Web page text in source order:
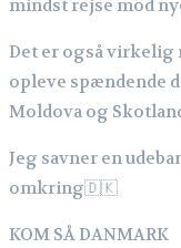
mindst rejse mod
Det er også virkelig
opleve spændende
Moldova og
Jeg savner en
omkring🇩🇰
KOM SÅ DANMARK